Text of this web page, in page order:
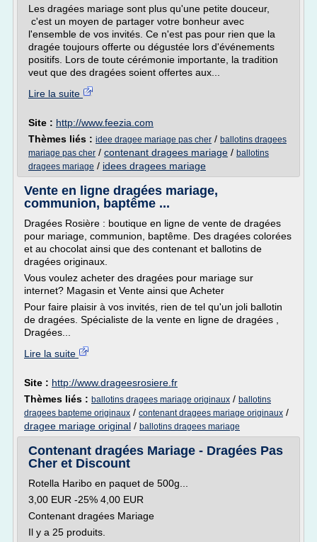
Les dragées mariage sont plus qu'une petite douceur,
c'est un moyen de partager votre bonheur avec
l'ensemble de vos invités. Ce n'est pas pour rien que la
dragée toujours offerte ou dégustée lors d'événements
positifs. Lors de toute cérémonie importante, la tradition
veut que des dragées soient offertes aux...
Lire la suite
Site : http://www.feezia.com
Thèmes liés : idee dragee mariage pas cher / ballotins dragees
mariage pas cher / contenant dragees mariage / ballotins
dragees mariage / idees dragees mariage
Vente en ligne dragées mariage,
communion, baptême ...
Dragées Rosière : boutique en ligne de vente de dragées
pour mariage, communion, baptême. Des dragées colorées
et au chocolat ainsi que des contenant et ballotins de
dragées originaux.
Vous voulez acheter des dragées pour mariage sur
internet? Magasin et Vente ainsi que Acheter
Pour faire plaisir à vos invités, rien de tel qu'un joli ballotin
de dragées. Spécialiste de la vente en ligne de dragées ,
Dragées...
Lire la suite
Site : http://www.drageesrosiere.fr
Thèmes liés : ballotins dragees mariage originaux / ballotins
dragees bapteme originaux / contenant dragees mariage originaux /
dragee mariage original / ballotins dragees mariage
Contenant dragées Mariage - Dragées Pas
Cher et Discount
Rotella Haribo en paquet de 500g...
3,00 EUR -25% 4,00 EUR
Contenant dragées Mariage
Il y a 25 produits.